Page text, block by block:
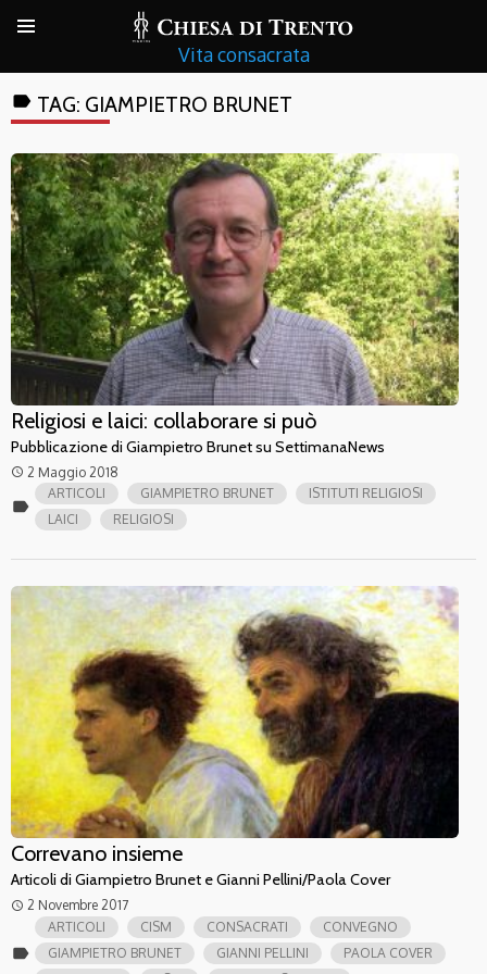
Vita consacrata
label TAG: GIAMPIETRO BRUNET
Religiosi e laici: collaborare si può
Pubblicazione di Giampietro Brunet su SettimanaNews
access_time 2 Maggio 2018
label
ARTICOLI GIAMPIETRO BRUNET
ISTITUTI RELIGIOSI
LAICI
RELIGIOSI
Correvano insieme
Articoli di Giampietro Brunet e Gianni Pellini/Paola Cover
access_time 2 Novembre 2017
label
ARTICOLI CISM CONSACRATI
CONVEGNO
GIAMPIETRO BRUNET
GIANNI PELLINI
PAOLA COVER